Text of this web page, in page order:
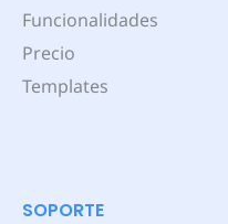
Funcionalidades
Precio
Templates
SOPORTE